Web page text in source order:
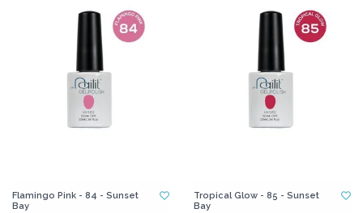
Flamingo Pink - 84 - Sunset
Bay
Tropical Glow - 85 - Sunset
Bay